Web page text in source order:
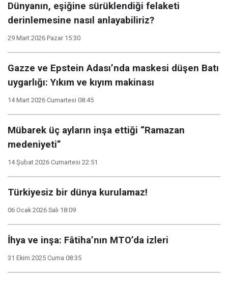
Dünyanın, eşiğine sürüklendiği felaketi
derinlemesine nasıl anlayabiliriz?
29 Mart 2026 Pazar 15:30
Gazze ve Epstein Adası’nda maskesi düşen Batı
uygarlığı: Yıkım ve kıyım makinası
14 Mart 2026 Cumartesi 08:45
Mübarek üç ayların inşa ettiği “Ramazan
medeniyeti”
14 Şubat 2026 Cumartesi 22:51
Türkiyesiz bir dünya kurulamaz!
06 Ocak 2026 Salı 18:09
İhya ve inşa: Fâtiha’nın MTO’da izleri
31 Ekim 2025 Cuma 08:35